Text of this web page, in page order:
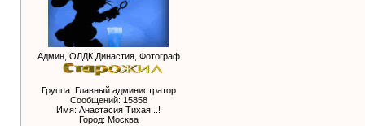
Админ, ОЛДК Династия, Фотограф
Группа: Главный администратор
Сообщений: 15858
Имя: Анастасия Тихая...!
Город: Москва